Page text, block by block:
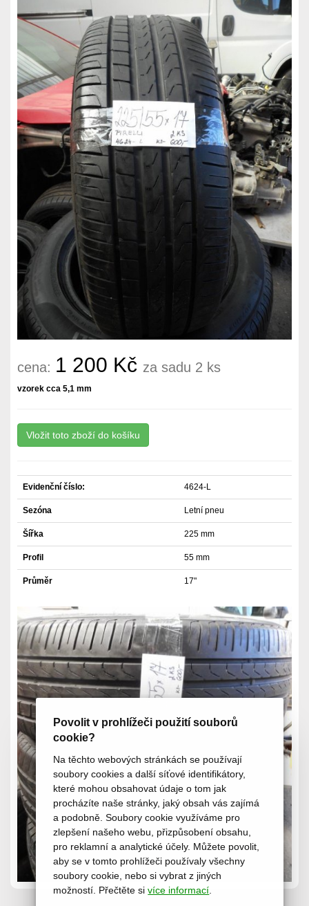
Povolit v prohlížeči použití souborů
cookie?
Na těchto webových stránkách se používají
soubory cookies a další síťové identifikátory,
které mohou obsahovat údaje o tom jak
procházíte naše stránky, jaký obsah vás zajímá
a podobně. Soubory cookie využíváme pro
zlepšení našeho webu, přizpůsobení obsahu,
pro reklamní a analytické účely. Můžete povolit,
aby se v tomto prohlížeči používaly všechny
soubory cookie, nebo si vybrat z jiných
možností. Přečtěte sivíce informací
cena: 1 200 Kč za sadu 2 ks
vzorek cca 5,1 mm
Evidenční číslo: 4624-L
Sezóna Letní pneu
Šířka 225 mm
Profil 55 mm
Průměr 17"